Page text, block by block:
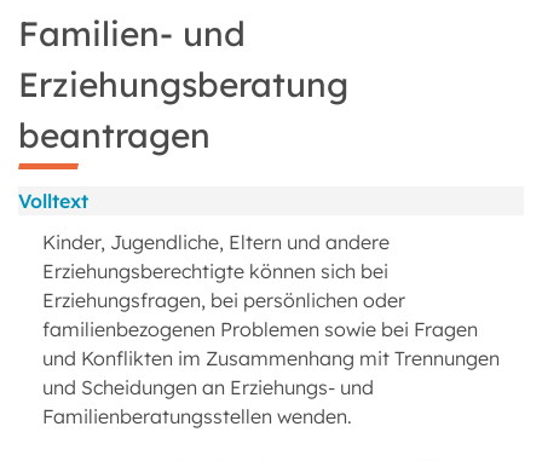
Familien- und
Erziehungsberatung
beantragen
Volltext
Kinder, Jugendliche, Eltern und andere
Erziehungsberechtigte können sich bei
Erziehungsfragen, bei persönlichen oder
familienbezogenen Problemen sowie bei Fragen
und Konflikten im Zusammenhang mit Trennungen
und Scheidungen an Erziehungs- und
Familienberatungsstellen wenden.